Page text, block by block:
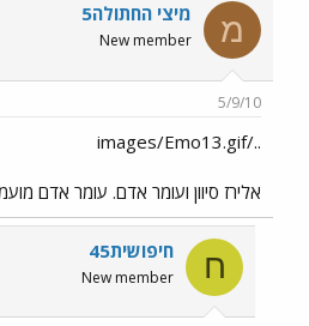
מ מיצי החתולה5
New member
5/9/10
../images/Emo13.gif
אלירז סיוון ועומר אדם. עומר אדם
ח חיפושית45
New member